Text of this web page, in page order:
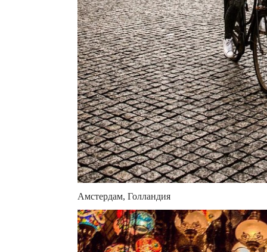
Амстердам, Голландия